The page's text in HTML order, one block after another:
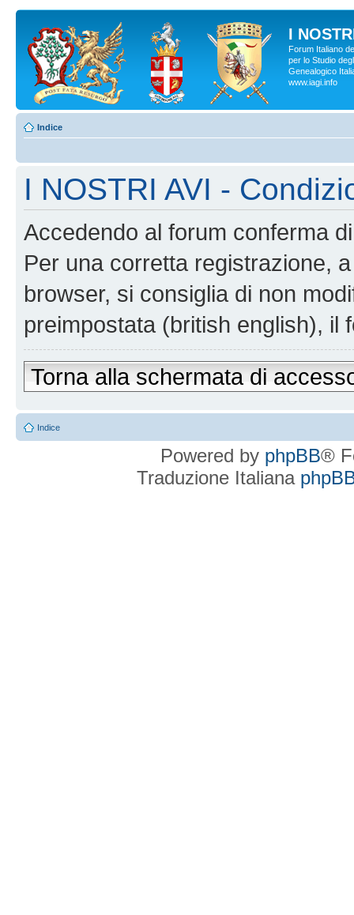
I
Forum Italiano
per lo Studio
Genealogico
www.iagi.info
Indice
I NOSTRI AVI -
Accedendo al forum conferma
Per una corretta registrazione,
browser, si consiglia di non
preimpostata (british english), il
Torna alla schermata di
Indice
Powered by phpBB®
Traduzione Italiana